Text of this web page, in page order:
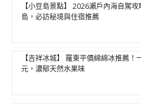
【小豆島景點】 2026瀨戶內海自駕
島，必訪秘境與住宿推薦
【吉祥冰城】 羅東平價綿綿冰推薦
元，濃郁天然水果味